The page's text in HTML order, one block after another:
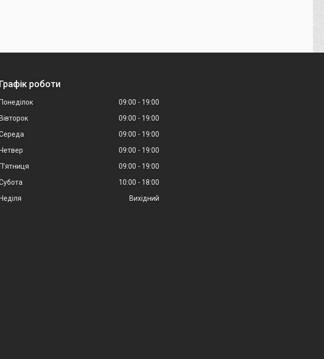
Графік роботи
Понеділок 09:00
19:00
Вівторок
09:00
19:00
09:00
19:00
09:00
19:00
Пʼятниця
09:00
19:00
10:00
18:00
Неділя
Вихідний